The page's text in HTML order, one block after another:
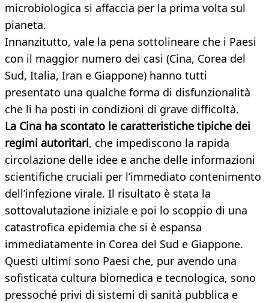
microbiologica si affaccia per la prima volta sul
pianeta.
Innanzitutto, vale la pena sottolineare che i Paesi
con il maggior numero dei casi (Cina, Corea del
Sud, Italia, Iran e Giappone) hanno tutti
presentato una qualche forma di disfunzionalità
che li ha posti in condizioni di grave difficoltà.
La Cina ha scontato le caratteristiche tipiche dei
regimi autoritari, che impediscono la rapida
circolazione delle idee e anche delle informazioni
scientifiche cruciali per l’immediato contenimento
dell’infezione virale. Il risultato è stata la
sottovalutazione iniziale e poi lo scoppio di una
catastrofica epidemia che si è espansa
immediatamente in Corea del Sud e Giappone.
Questi ultimi sono Paesi che, pur avendo una
sofisticata cultura biomedica e tecnologica, sono
pressoché privi di sistemi di sanità pubblica e